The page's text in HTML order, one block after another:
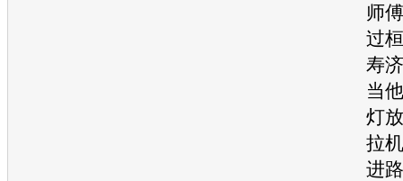
师
过
寿
当
灯
拉
进